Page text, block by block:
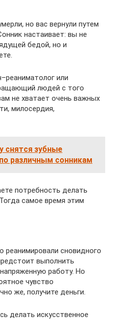
но вас вернули путем
настаивает: вы не
бедой, но и
или
людей с того
не хватает очень важных
милосердия,
снятся зубные
различным сонникам
потребность делать
самое время этим
реанимировали сновидного
выполнить
работу. Но
чувство
же, получите деньги.
делать искусственное